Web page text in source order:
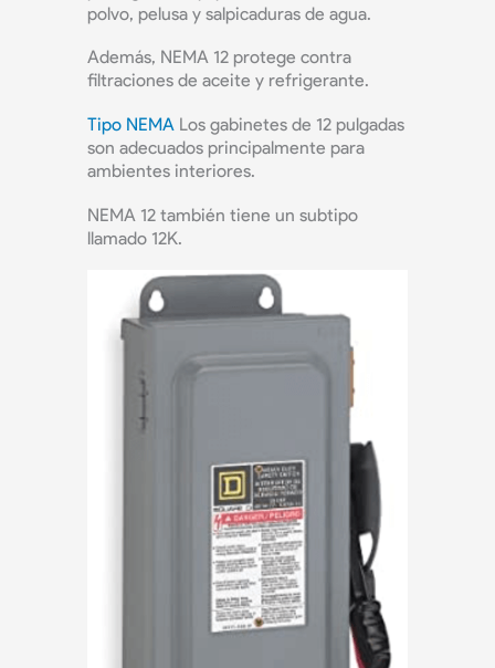
polvo, pelusa y salpicaduras de agua.
Además, NEMA 12 protege contra
filtraciones de aceite y refrigerante.
Tipo NEMA Los gabinetes de 12 pulgadas
son adecuados principalmente para
ambientes interiores.
NEMA 12 también tiene un subtipo
llamado 12K.